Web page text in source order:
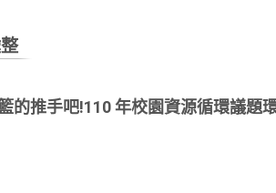
的推手吧!110 年校園資源循環議題